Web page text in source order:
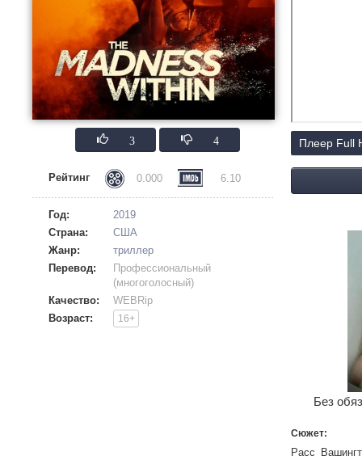
3 4
Рейтинг 0.000 6.10
Год:
2019
Страна:
США
Жанр:
триллер
Перевод:
Профессиональный
(многоголосный)
Качество:
WEBRip
Возраст:
16+
Плеер Full
Без
Сюжет:
Расс